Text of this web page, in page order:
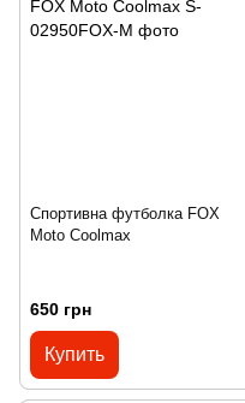
Спортивна футболка FOX
Moto Coolmax
650 грн
Купить